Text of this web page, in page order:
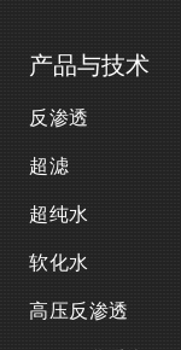
产品与技术
反渗透
超滤
超纯水
软化水
高压反渗透